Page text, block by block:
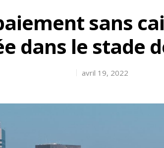
sans
dans le stade
avril 19, 2022